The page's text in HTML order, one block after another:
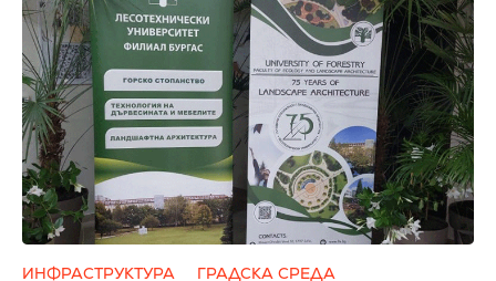
ИНФРАСТРУКТУРА ГРАДСКА СРЕДА